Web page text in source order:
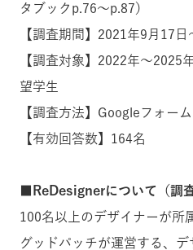
タブックp.76〜p.87）
【調査期間】2021年9月17
【調査対象】2022年〜2025
望学生
【調査方法】Googleフォー
【有効回答数】164名
■ReDesignerについて（調
100名以上のデザイナーが所
グッドパッチが運営する、